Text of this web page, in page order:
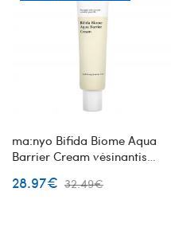
ma:nyo Bifida Biome Aqua
Barrier Cream vėsinantis
bifidobakterijų lizatu
28.97€ 32.49€